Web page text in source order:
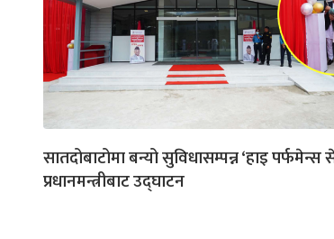
सातदोबाटोमा बन्यो सुविधासम्पन्न ‘हाइ पर्फमेन्स
प्रधानमन्त्रीबाट उद्घाटन